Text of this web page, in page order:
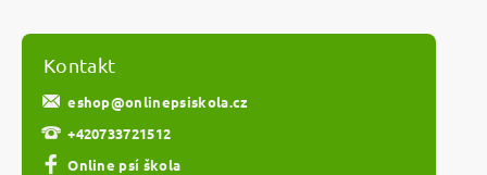
Kontakt
eshop@onlinepsiskola.cz
+420733721512
Online psí škola